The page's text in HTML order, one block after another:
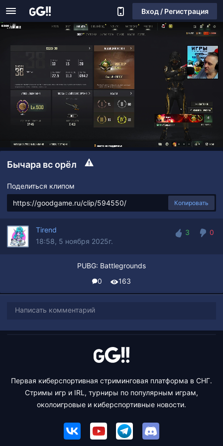
Вход / Регистрация
Бычара вс орёл
Поделиться клипом
Копировать
Tirend
18:58, 5 ноября 2025г.
3
0
PUBG: Battlegrounds
0
163
Написать комментарий
Первая киберспортивная стриминговая платформа в СНГ.
Стримы игр и IRL, турниры по популярным играм,
околоигровые и киберспортивные новости.